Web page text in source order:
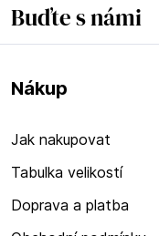
Buďte s námi
Nákup
Jak nakupovat
Tabulka velikostí
Doprava a platba